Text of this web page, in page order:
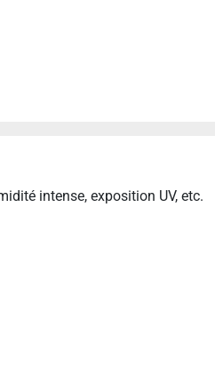
intense, exposition UV, etc.